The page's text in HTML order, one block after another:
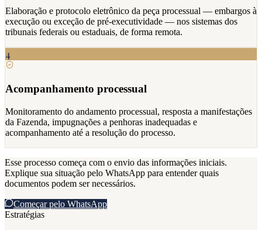
Elaboração e protocolo eletrônico da peça processual — embargos à
execução ou exceção de pré-executividade — nos sistemas dos
tribunais federais ou estaduais, de forma remota.
4
Acompanhamento processual
Monitoramento do andamento processual, resposta a manifestações
da Fazenda, impugnações a penhoras inadequadas e
acompanhamento até a resolução do processo.
Esse processo começa com o envio das informações iniciais.
Explique sua situação pelo WhatsApp para entender quais
documentos podem ser necessários.
Começar pelo WhatsApp
Estratégias